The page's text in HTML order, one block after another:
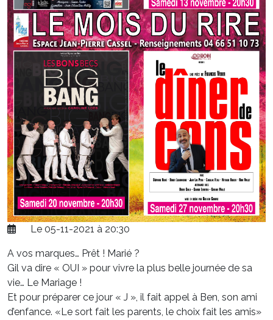
Le 05-11-2021 à 20:30
A vos marques… Prêt ! Marié ?
Gil va dire « OUI » pour vivre la plus belle journée de sa
vie… Le Mariage !
Et pour préparer ce jour « J », il fait appel à Ben, son ami
d’enfance. «Le sort fait les parents, le choix fait les amis»